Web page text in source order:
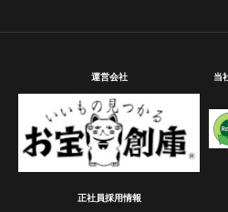
大な過失がある場合に限り、当
第7条（クーリングオフ）
1. 売買契約成立後に解約希望が
日を含めた８日間はクーリグオ
ます。その際は、書面にてその
当社宛にご通知願います。
運営会社
当
正社員採用情報